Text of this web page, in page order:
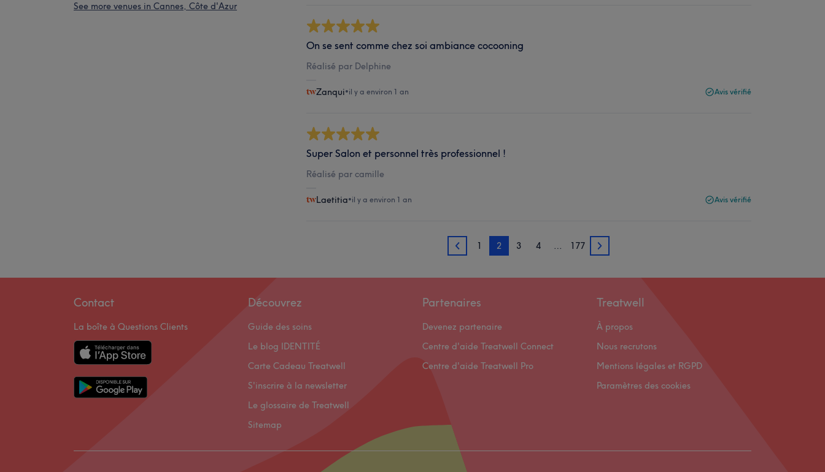
See more venues in Cannes, Côte d'Azur
On se sent comme chez soi ambiance cocooning
Réalisé par Delphine
Zanqui•il y a environ 1 an Avis vérifié
Super Salon et personnel très professionnel !
Réalisé par camille
Laetitia•il y a environ 1 an Avis vérifié
1 1 2 3 4 … 177 3
Contact
La boîte à Questions Clients
Découvrez
Guide des soins
Le blog IDENTITÉ
Carte Cadeau Treatwell
S'inscrire à la newsletter
Le glossaire de Treatwell
Sitemap
Partenaires
Devenez partenaire
Centre d'aide Treatwell Connect
Centre d'aide Treatwell Pro
Treatwell
À propos
Nous recrutons
Mentions légales et RGPD
Paramètres des cookies